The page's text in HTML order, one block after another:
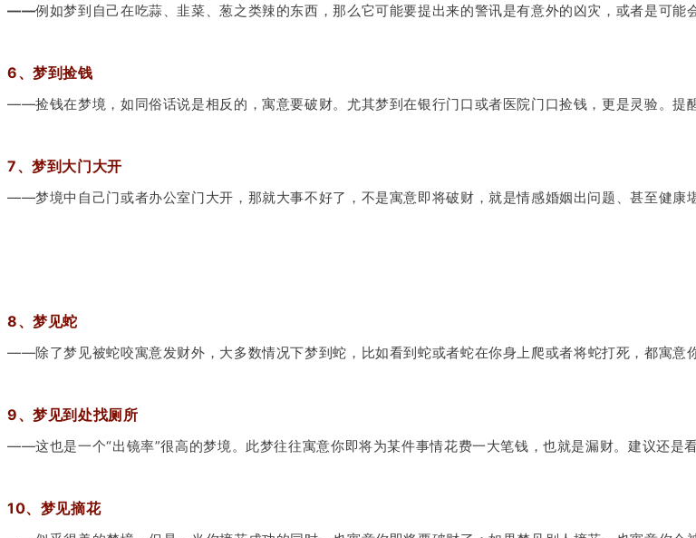
——例如梦到自己在吃蒜、韭菜、葱之类辣的东西，那么它可能要提出来的警讯是有意外的凶灾，或者是可能
6、梦到捡钱
——捡钱在梦境，如同俗话说是相反的，寓意要破财。尤其梦到在银行门口或者医院门口捡钱，更是灵验。提
7、梦到大门大开
——梦境中自己门或者办公室门大开，那就大事不好了，不是寓意即将破财，就是情感婚姻出问题、甚至健康堪
8、梦见蛇
——除了梦见被蛇咬寓意发财外，大多数情况下梦到蛇，比如看到蛇或者蛇在你身上 爬或者将蛇打死，都寓意
9、梦见到处找厕所
——这也是一个“出镜率”很高的梦境。此梦往往寓意你即将为某件事情花费一大笔钱，也就是漏财。建议还是
10、梦见摘花